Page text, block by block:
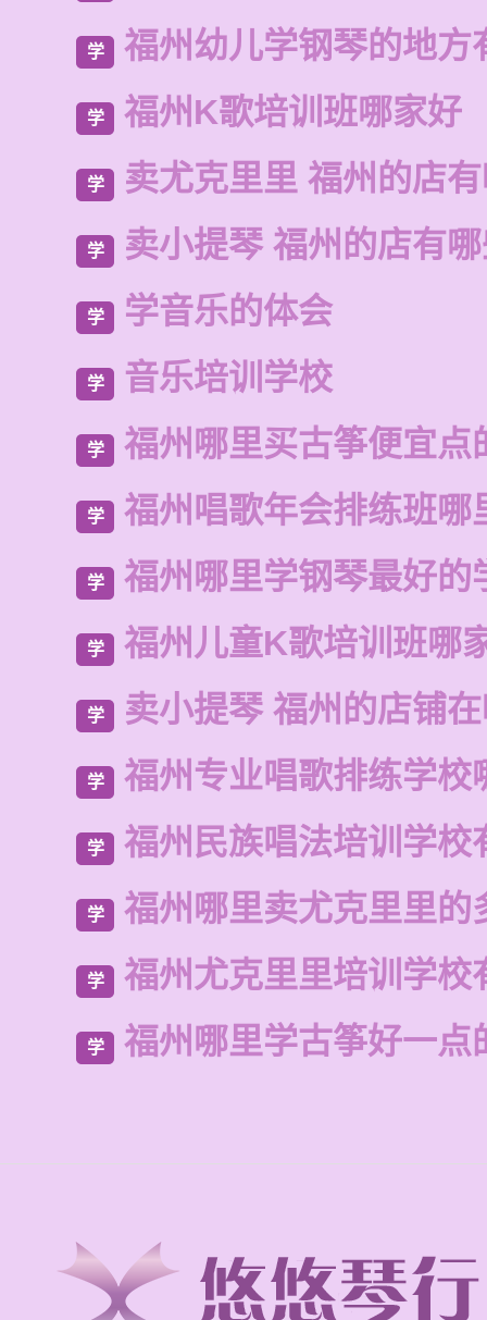
学 福州幼儿学钢琴的地方
学 福州K歌培训班哪家好
学 卖尤克里里 福州的店
学 卖小提琴 福州的店有
学 学音乐的体会
学 音乐培训学校
学 福州哪里买古筝便宜点
学 福州唱歌年会排练班哪
学 福州哪里学钢琴最好的
学 福州儿童K歌培训班哪
学 卖小提琴 福州的店铺
学 福州专业唱歌排练学校
学 福州民族唱法培训学校
学 福州哪里卖尤克里里的
学 福州尤克里里培训学校
学 福州哪里学古筝好一点